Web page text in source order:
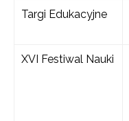
Targi Edukacyjne
XVI Festiwal Nauki